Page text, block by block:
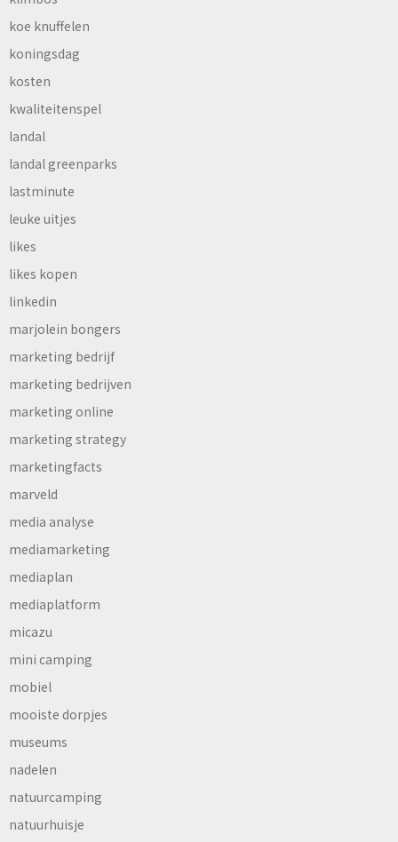
koe knuffelen
koningsdag
kosten
kwaliteitenspel
landal
landal greenparks
lastminute
leuke uitjes
likes
likes kopen
linkedin
marjolein bongers
marketing bedrijf
marketing bedrijven
marketing online
marketing strategy
marketingfacts
marveld
media analyse
mediamarketing
mediaplan
mediaplatform
micazu
mini camping
mobiel
mooiste dorpjes
museums
nadelen
natuurcamping
natuurhuisje